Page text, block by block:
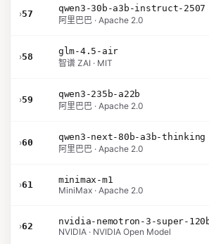
›57
qwen3-30b-a3b-instruct-2507
阿里巴巴 · Apache 2.0
›58
glm-4.5-air
智谱 ZAI · MIT
›59
qwen3-235b-a22b
阿里巴巴 · Apache 2.0
›60
qwen3-next-80b-a3b-thinking
阿里巴巴 · Apache 2.0
›61
minimax-m1
MiniMax · Apache 2.0
›62
NVIDIA · NVIDIA Open Model